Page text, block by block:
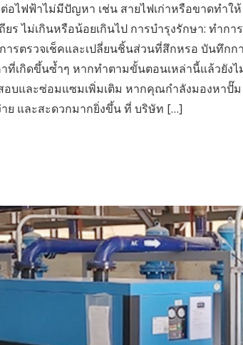
อไฟฟ้าไม่มีปัญหา เช่น สายไฟเก่าหรือขาดทำให้
ร ไม่เกินหรือน้อยเกินไป การบำรุงรักษา: ทำการ
ารตรวจเช็คและเปลี่ยนชิ้นส่วนที่สึกหรอ บันทึกก
เกิดขึ้นซ้ำๆ หากทำตามขั้นตอนเหล่านี้แล้วยังไ
บและซ่อมแซมเพิ่มเติม หากคุณกำลังมองหาปั๊ม
ย และสะดวกมากยิ่งขึ้น ที่ บริษัท […]